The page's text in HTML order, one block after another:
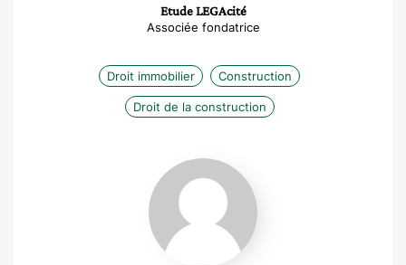
Etude LEGAcité
Associée fondatrice
Droit immobilier Construction
Droit de la construction
Khadidja
Selhami